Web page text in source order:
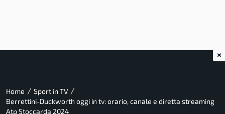
Home / Sport in TV /
Berrettini-Duckworth oggi in tv: orario, canale e diretta streaming
Atp Stoccarda 2024
×